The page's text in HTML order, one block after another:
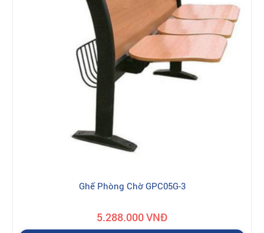
Ghế Phòng Chờ GPC05G-3
5.288.000 VNĐ